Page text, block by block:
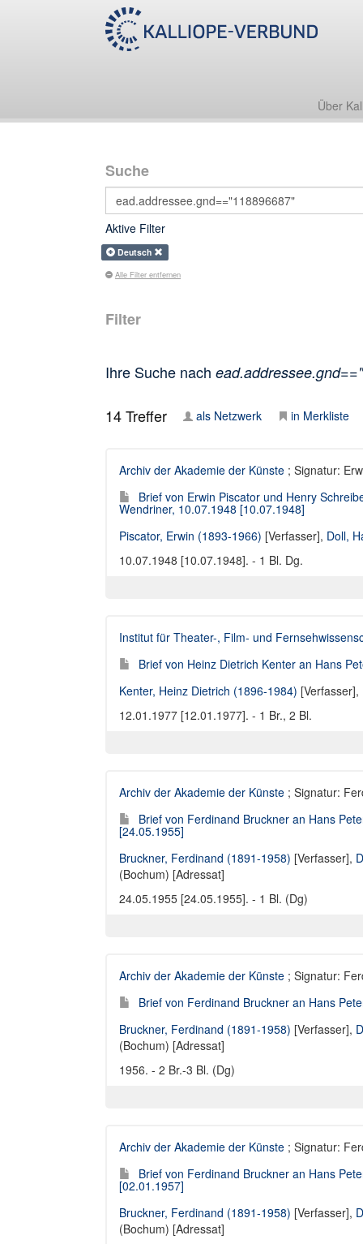
Über
Suche
Aktive Filter
Deutsch
Alle Filter entfernen
Filter
Ihre Suche nach
14Treffer als Netzwerk in Merkliste
Archiv der Akademie der Künste ; Signatur:
Brief von Erwin Piscator und Henry
Wendriner, 10.07.1948 [10.07.1948]
Piscator, Erwin (1893-1966) [Verfasser], Doll,
10.07.1948 [10.07.1948]. - 1 Bl. Dg.
Institut für Theater-, Film- und
Brief von Heinz Dietrich Kenter an Hans
Kenter, Heinz Dietrich (1896-1984) [Verfasser],
12.01.1977 [12.01.1977]. - 1 Br., 2 Bl.
Archiv der Akademie der Künste ; Signatur:
Brief von Ferdinand Bruckner an Hans
[24.05.1955]
Bruckner, Ferdinand (1891-1958) [Verfasser],
(Bochum) [Adressat]
24.05.1955 [24.05.1955]. - 1 Bl. (Dg)
Archiv der Akademie der Künste ; Signatur:
Brief von Ferdinand Bruckner an Hans
Bruckner, Ferdinand (1891-1958) [Verfasser],
(Bochum) [Adressat]
1956. - 2 Br.-3 Bl. (Dg)
Archiv der Akademie der Künste ; Signatur:
Brief von Ferdinand Bruckner an Hans
[02.01.1957]
Bruckner, Ferdinand (1891-1958) [Verfasser],
(Bochum) [Adressat]